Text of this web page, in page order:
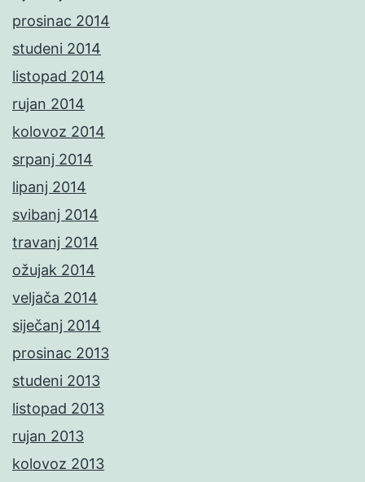
prosinac 2014
studeni 2014
listopad 2014
rujan 2014
kolovoz 2014
srpanj 2014
lipanj 2014
svibanj 2014
travanj 2014
ožujak 2014
veljača 2014
siječanj 2014
prosinac 2013
studeni 2013
listopad 2013
rujan 2013
kolovoz 2013